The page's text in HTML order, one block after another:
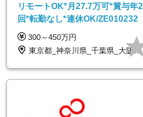
リモートOK*月27.7万可*賞与年2
回*転勤なし*連休OK/ZE010232
300～450万円
東京都_神奈川県_千葉県_大阪府_愛知県…